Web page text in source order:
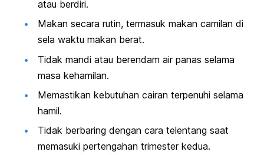
atau berdiri.
Makan secara rutin, termasuk makan camilan di
sela waktu makan berat.
Tidak mandi atau berendam air panas selama
masa kehamilan.
Memastikan kebutuhan cairan terpenuhi selama
hamil.
Tidak berbaring dengan cara telentang saat
memasuki pertengahan trimester kedua.